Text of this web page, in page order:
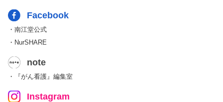
Facebook
・南江堂公式
・NurSHARE
note
・『がん看護』編集室
Instagram